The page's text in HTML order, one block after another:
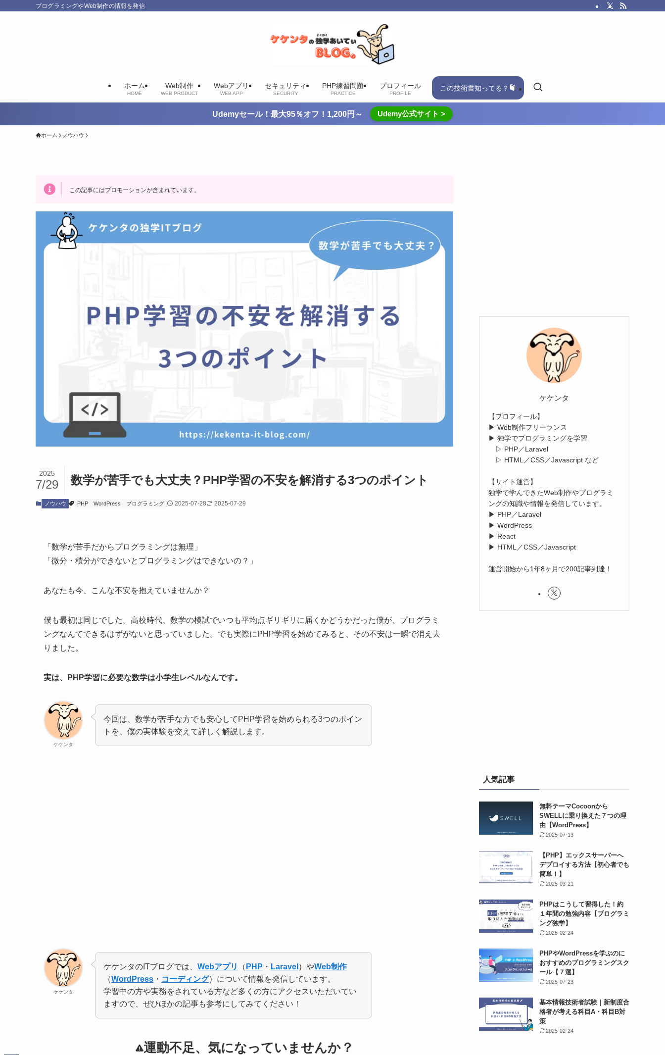
プログラミングやWeb制作の情報を発信
ホーム
HOME
Web制作
WEB PRODUCT
Webアプリ
WEB APP
セキュリティ
SECURITY
PHP練習問題
PRACTICE
プロフィール
PROFILE
この技術書知ってる？
Udemyセール！最大95％オフ！1,200円～ Udemy公式サイト >
ホーム ノウハウ
この記事にはプロモーションが含まれています。
数学が苦手でも大丈夫？PHP学習の不安を解消する3つのポイント
2025
7/29
ノウハウ PHP WordPress プログラミング 2025-07-28 2025-07-29
「数学が苦手だからプログラミングは無理」
「微分・積分ができないとプログラミングはできないの？」
あなたも今、こんな不安を抱えていませんか？
僕も最初は同じでした。高校時代、数学の模試でいつも平均点ギリギリに届くかどうかだった僕が、プログラミ
ングなんてできるはずがないと思っていました。でも実際にPHP学習を始めてみると、その不安は一瞬で消え去
りました。
実は、PHP学習に必要な数学は小学生レベルなんです。
ケケンタ
今回は、数学が苦手な方でも安心してPHP学習を始められる3つのポイン
トを、僕の実体験を交えて詳しく解説します。
ケケンタ
ケケンタのITブログでは、 Webアプリ （ PHP ・ Laravel ）やWeb制作
（WordPress ・ コーディング）について情報を発信しています。
学習中の方や実務をされている方など多くの方にアクセスいただいてい
ますので、ぜひほかの記事も参考にしてみてください！
運動不足、気になっていませんか？
ケケンタ
【プロフィール】
▶ Web制作フリーランス
▶ 独学でプログラミングを学習
▷ PHP／Laravel
▷ HTML／CSS／Javascript など
【サイト運営】
独学で学んできたWeb制作やプログラミ
ングの知識や情報を発信しています。
▶ PHP／Laravel
▶ WordPress
▶ React
▶ HTML／CSS／Javascript
運営開始から1年8ヶ月で200記事到達！
人気記事
無料テーマCocoonから
SWELLに乗り換えた７つの理
由【WordPress】
2025-07-13
【PHP】エックスサーバーへ
デプロイする方法【初心者でも
簡単！】
2025-03-21
PHPはこうして習得した！約
１年間の勉強内容【プログラミ
ング独学】
2025-02-24
PHPやWordPressを学ぶのに
おすすめのプログラミングスク
ール【７選】
2025-07-23
基本情報技術者試験｜新制度合
格者が考える科目A・科目B対
策
2025-02-24